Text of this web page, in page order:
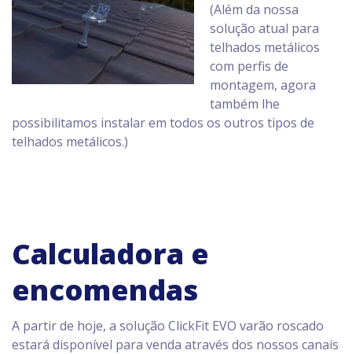
(Além da nossa
solução atual para
telhados metálicos
com perfis de
montagem, agora
também lhe
possibilitamos instalar em todos os outros tipos de
telhados metálicos.)
Calculadora e
encomendas
A partir de hoje, a solução ClickFit EVO varão roscado
estará disponível para venda através dos nossos canais